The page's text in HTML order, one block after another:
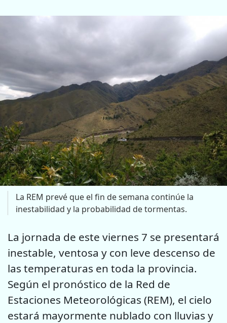
La REM prevé que el fin de semana continúe la
inestabilidad y la probabilidad de tormentas.
La jornada de este viernes 7 se presentará
inestable, ventosa y con leve descenso de
las temperaturas en toda la provincia.
Según el pronóstico de la Red de
Estaciones Meteorológicas (REM), el cielo
estará mayormente nublado con lluvias y